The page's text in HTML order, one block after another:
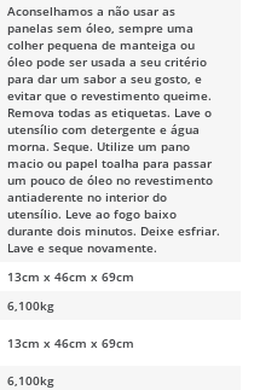
Aconselhamos a não usar as
panelas sem óleo, sempre uma
colher pequena de manteiga ou
óleo pode ser usada a seu critério
para dar um sabor a seu gosto, e
evitar que o revestimento queime.
Remova todas as etiquetas. Lave o
utensílio com detergente e água
morna. Seque. Utilize um pano
macio ou papel toalha para passar
um pouco de óleo no revestimento
antiaderente no interior do
utensílio. Leve ao fogo baixo
durante dois minutos. Deixe esfriar.
Lave e seque novamente.
13cm x 46cm x 69cm
6,100kg
13cm x 46cm x 69cm
6,100kg